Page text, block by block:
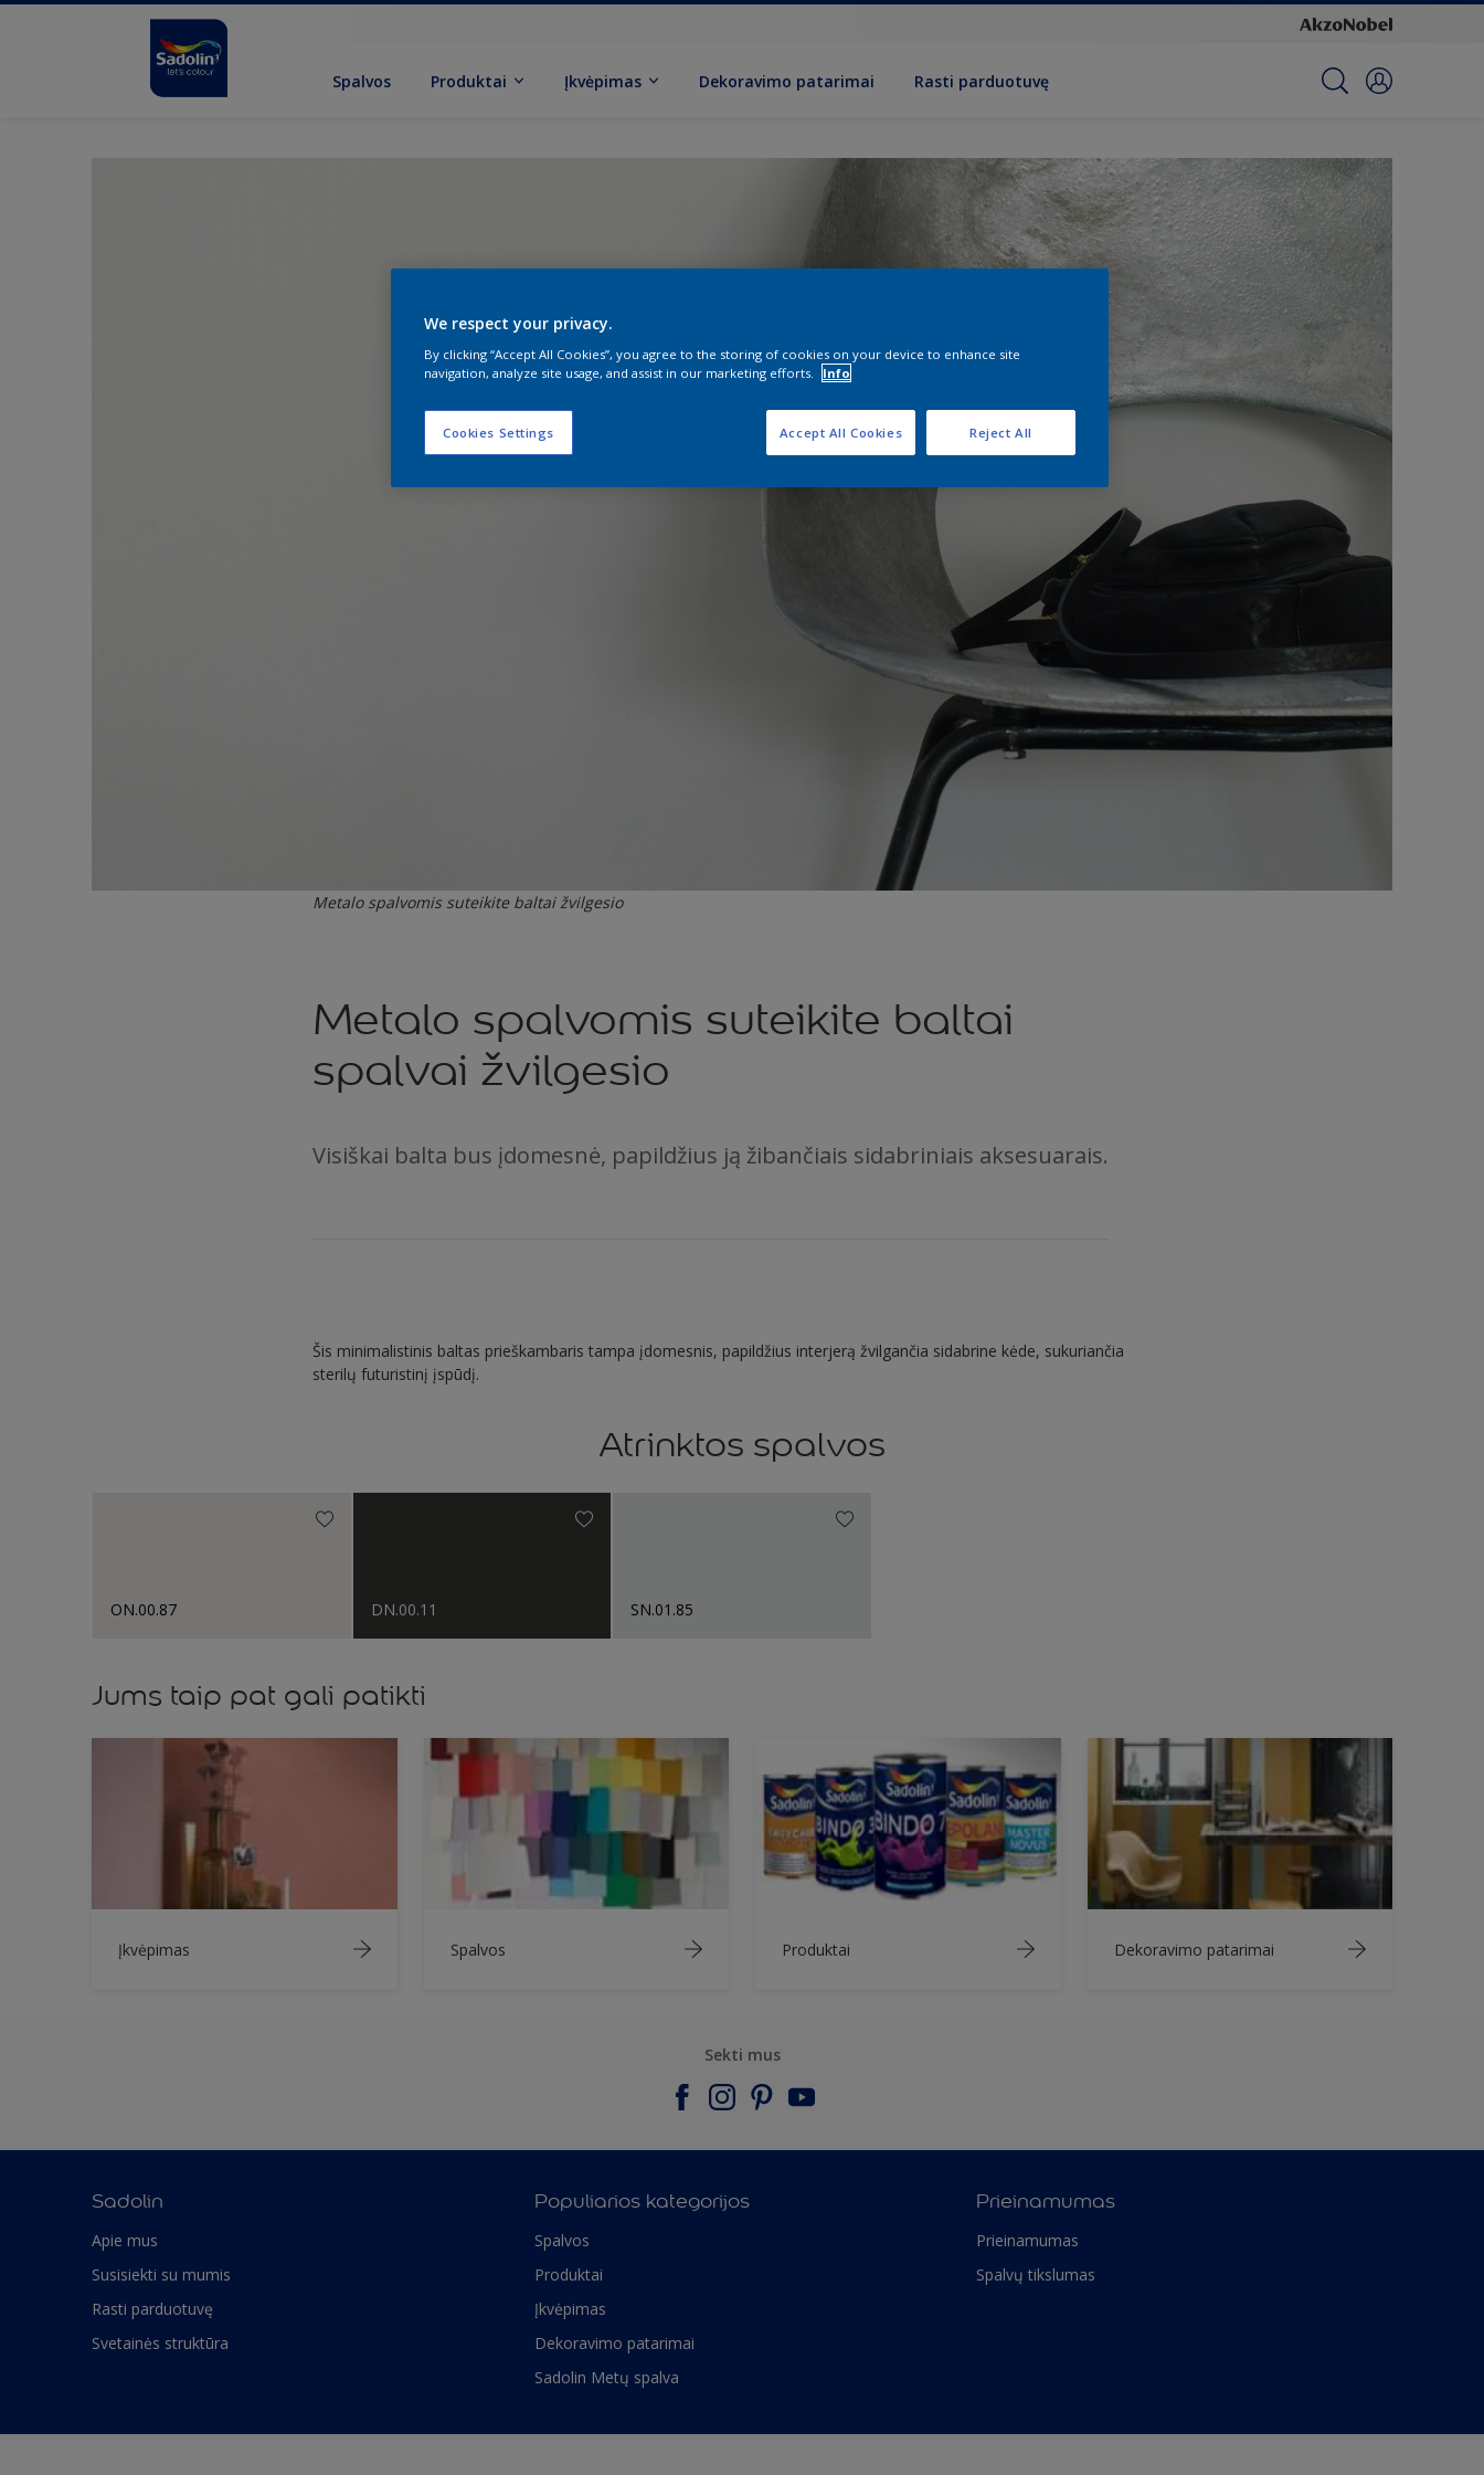
Spalvos Produktai Įkvėpimas Dekoravimo patarimai Rasti parduotuvę
Metalo spalvomis suteikite baltai žvilgesio
Metalo spalvomis suteikite baltai
spalvai žvilgesio
Visiškai balta bus įdomesnė, papildžius ją žibančiais sidabriniais aksesuarais.
Šis minimalistinis baltas prieškambaris tampa įdomesnis, papildžius interjerą žvilgančia sidabrine kėde, sukuriančia
sterilų futuristinį įspūdį.
Atrinktos spalvos
ON.00.87 DN.00.11 SN.01.85
Jums taip pat gali patikti
Įkvėpimas Spalvos Produktai Dekoravimo patarimai
Sekti mus
Sadolin
Apie mus
Susisiekti su mumis
Rasti parduotuvę
Svetainės struktūra
Populiarios kategorijos
Spalvos
Produktai
Įkvėpimas
Dekoravimo patarimai
Sadolin Metų spalva
Prieinamumas
Prieinamumas
Spalvų tikslumas
We respect your privacy.
By clicking “Accept All Cookies”, you agree to the storing of cookies on your device to enhance site
navigation, analyze site usage, and assist in our marketing efforts.
Info
Cookies Settings Reject All
Accept All Cookies